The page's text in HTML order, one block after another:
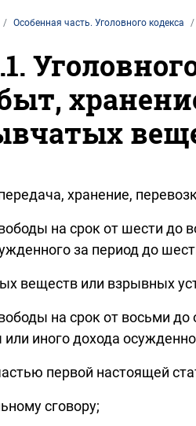
Особенная часть. Уголовного кодекса
хранение,
на срок от шести до
за период до
веществ или взрывных
на срок от восьми
иного дохода
первой настоящей
сговору;